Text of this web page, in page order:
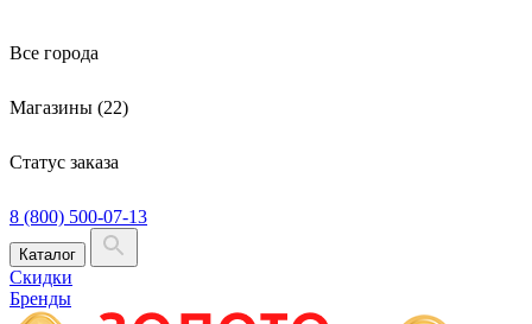
Все города
Магазины (22)
Статус заказа
8 (800) 500-07-13
Каталог
Скидки
Бренды